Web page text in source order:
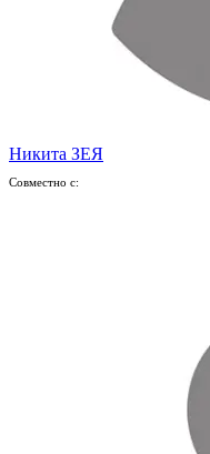
Никита ЗЕЯ
Совместно с: